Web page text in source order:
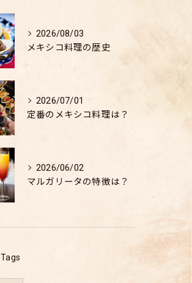
2026/08/03
メキシコ料理の歴史
2026/07/01
定番のメキシコ料理は？
2026/06/02
マルガリータの特徴は？
Tags